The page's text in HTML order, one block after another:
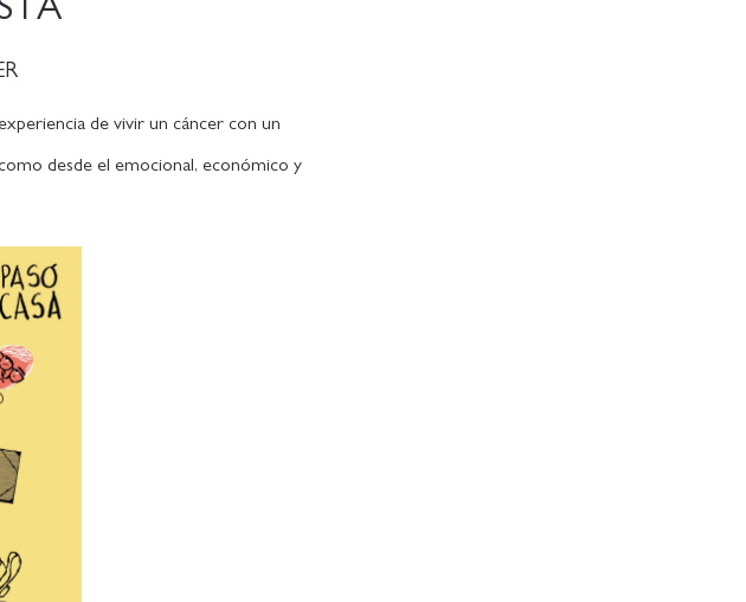
de vivir un cáncer con un
desde el emocional, económico y